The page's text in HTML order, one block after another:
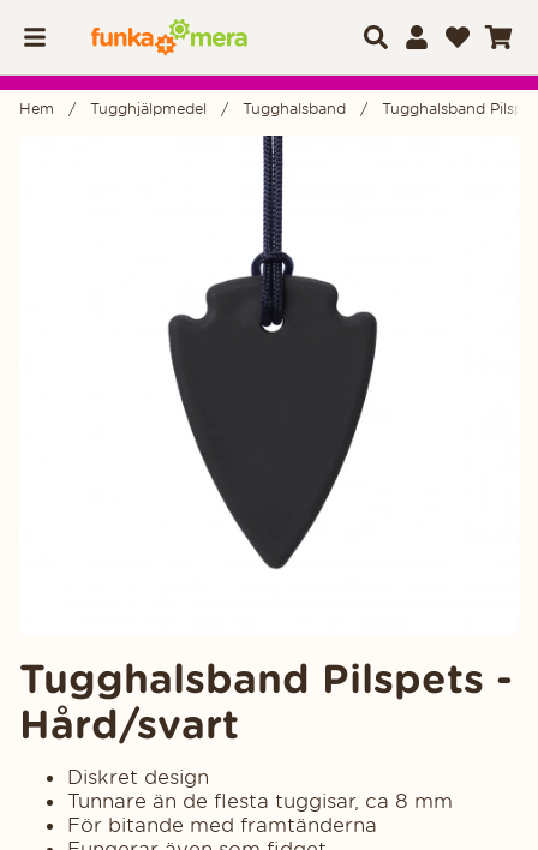
Hem Tugghjälpmedel Tugghalsband Tugghalsband
Tugghalsband Pilspets -
Hård/svart
Diskret design
Tunnare än de flesta tuggisar, ca 8 mm
För bitande med framtänderna